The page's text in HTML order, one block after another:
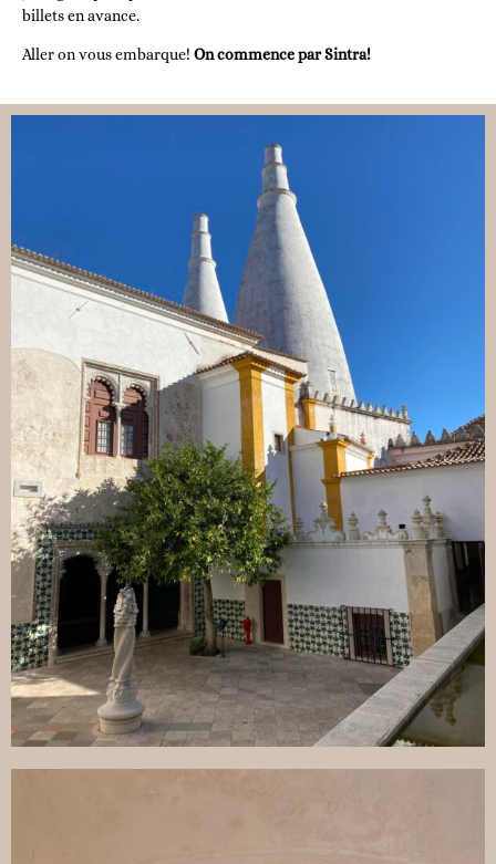
billets en avance.
Aller on vous embarque! On commence par Sintra!